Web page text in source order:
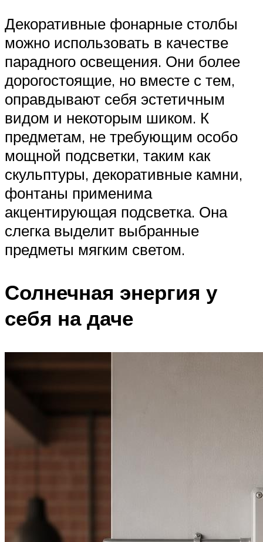
Декоративные фонарные столбы
можно использовать в качестве
парадного освещения. Они более
дорогостоящие, но вместе с тем,
оправдывают себя эстетичным
видом и некоторым шиком. К
предметам, не требующим особо
мощной подсветки, таким как
скульптуры, декоративные камни,
фонтаны применима
акцентирующая подсветка. Она
слегка выделит выбранные
предметы мягким светом.
Солнечная энергия у
себя на даче